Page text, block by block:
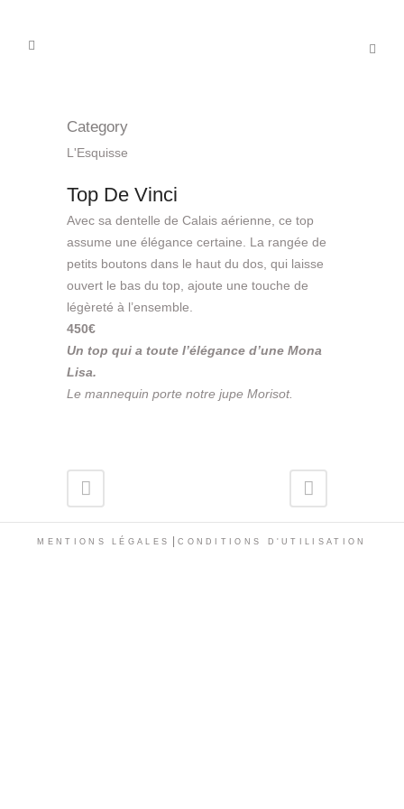
Category
L'Esquisse
Top De Vinci
Avec sa dentelle de Calais aérienne, ce top
assume une élégance certaine. La rangée de
petits boutons dans le haut du dos, qui laisse
ouvert le bas du top, ajoute une touche de
légèreté à l’ensemble.
450€
Un top qui a toute l’élégance d’une Mona
Lisa.
Le mannequin porte notre jupe Morisot.
MENTIONS LÉGALES |CONDITIONS D'UTILISATION